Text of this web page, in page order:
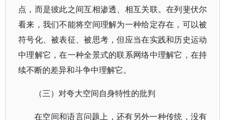
点，而是彼此之间互相渗透、相互关联。在列斐伏尔
看来，我们不能将空间理解为一种给定存在，可以被
符号化、被表征、被思考，但应当在实践和历史运动
中理解它，在一种全景式的联系网络中理解它，在持
续不断的差异和斗争中理解它。
（三）对夸大空间自身特性的批判
在空间和语言问题上，还有另外一种传统，没有